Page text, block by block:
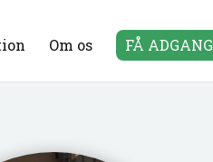
Om os FÅ ADGANG